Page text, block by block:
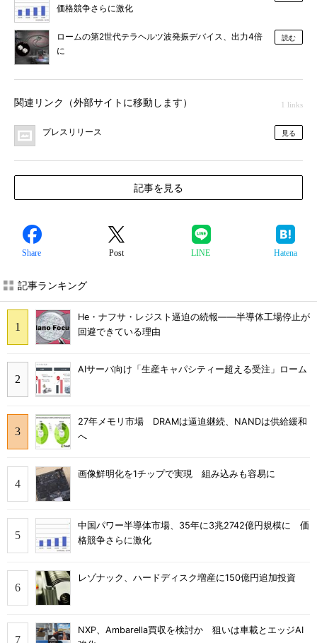
価格競争さらに激化
ロームの第2世代テラヘルツ波発振デバイス、出力4倍
に
読む
関連リンク（外部サイトに移動します） 1 links
プレスリリース 見る
記事を見る
Share Post LINE Hatena
記事ランキング
He・ナフサ・レジスト逼迫の続報――半導体工場停止が
回避できている理由
AIサーバ向け「生産キャパシティー超える受注」ローム
27年メモリ市場 DRAMは逼迫継続、NANDは供給緩和
へ
画像鮮明化を1チップで実現 組み込みも容易に
中国パワー半導体市場、35年に3兆2742億円規模に 価
格競争さらに激化
レゾナック、ハードディスク増産に150億円追加投資
NXP、Ambarella買収を検討か 狙いは車載とエッジAI